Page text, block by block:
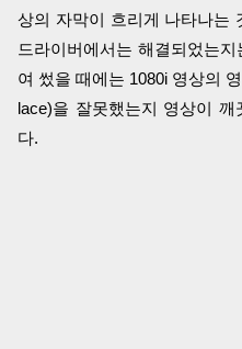
상의 자막이 흐리게 나타나는
드라이버에서는 해결되었는
여 썼을 때에는 1080i 영상의
lace)을 잘못했는지 영상이
다.